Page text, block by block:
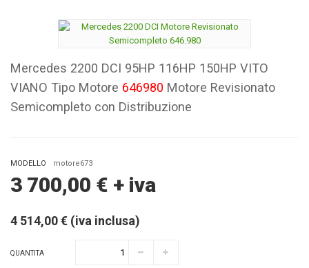
Mercedes 2200 DCI 95HP 116HP 150HP VITO
VIANO Tipo Motore 646980 Motore Revisionato
Semicompleto con Distribuzione
MODELLO motore673
3 700,00 € + iva
4 514,00 € (iva inclusa)
QUANTITA